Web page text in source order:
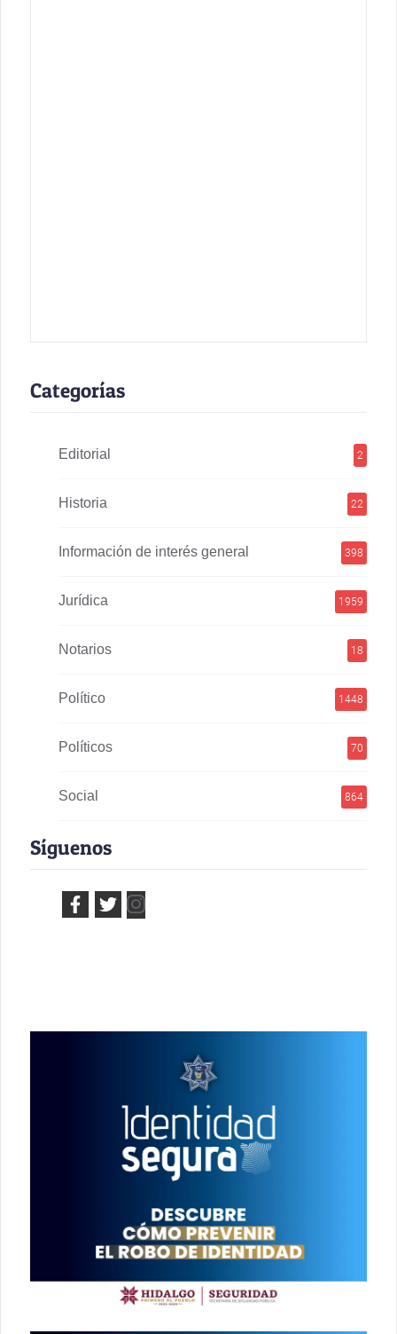
Categorías
Editorial 2
Historia 22
Información de interés general 398
Jurídica 1959
Notarios 18
Político 1448
Políticos 70
Social 864
Síguenos